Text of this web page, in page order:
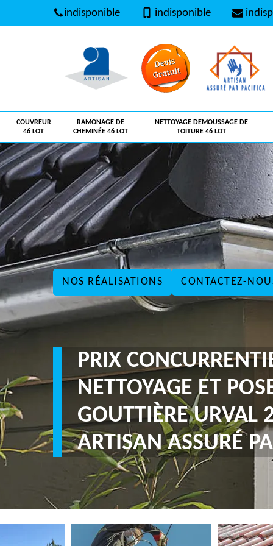
indisponible indisponible
COUVREUR
46 LOT
RAMONAGE DE
CHEMINÉE 46 LOT
NETTOYAGE DEMOUSSAGE DE
TOITURE 46 LOT
NOS RÉALISATIONS CONTACTEZ-
PRIX
NETTOYAGE ET
GOUTTIÈRE URVAL
ARTISAN ASSURÉ